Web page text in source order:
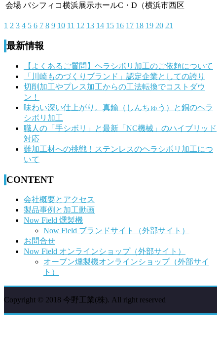
会場 パシフィコ横浜展示ホールC・D（横浜市西区
1 2 3 4 5 6 7 8 9 10 11 12 13 14 15 16 17 18 19 20 21
最新情報
【よくあるご質問】ヘラシボリ加工のご依頼について
「川崎ものづくりブランド」認定企業としての誇り
切削加工やプレス加工からの工法転換でコストダウ
ン！
味わい深い仕上がり。真鍮（しんちゅう）と銅のヘラ
シボリ加工
職人の「手シボリ」と最新「NC機械」のハイブリッド
対応
難加工材への挑戦！ステンレスのヘラシボリ加工につ
いて
CONTENT
会社概要とアクセス
製品事例と加工動画
Now Field 燻製機
Now Field ブランドサイト（外部サイト）
お問合せ
Now Field オンラインショップ（外部サイト）
オーブン燻製機オンラインショップ（外部サイ
ト）
Copyright © 2018 今野工業(株). All right reserved